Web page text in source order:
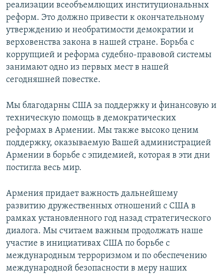
реализации всеобъемлющих институциональных
реформ. Это должно привести к окончательному
утверждению и необратимости демократии и
верховенства закона в нашей стране. Борьба с
коррупцией и реформа судебно-правовой системы
занимают одно из первых мест в нашей
сегодняшней повестке.
Мы благодарны США за поддержку и финансовую и
техническую помощь в демократических
реформах в Армении. Мы также высоко ценим
поддержку, оказываемую Вашей администрацией
Армении в борьбе с эпидемией, которая в эти дни
постигла весь мир.
Армения придает важность дальнейшему
развитию дружественных отношений с США в
рамках установленного год назад стратегического
диалога. Мы считаем важным продолжать наше
участие в инициативах США по борьбе с
международным терроризмом и по обеспечению
международной безопасности в меру наших